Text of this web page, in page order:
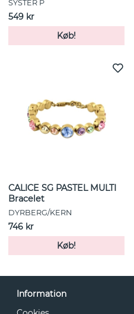
SYSTER P
549 kr
Køb!
CALICE SG PASTEL MULTI
Bracelet
DYRBERG/KERN
746 kr
Køb!
Information